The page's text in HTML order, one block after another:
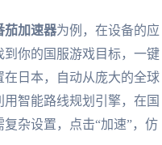
茄加速器为例，在设备的应
你的国服游戏目标，一键
日本，自动从庞大的全球
智能路线规划引擎，在国
杂设置，点击“加速”，仿